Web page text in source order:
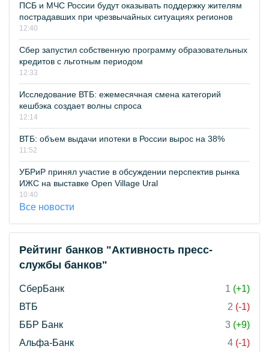
ПСБ и МЧС России будут оказывать поддержку жителям
пострадавших при чрезвычайных ситуациях регионов
12:40
Сбер запустил собственную программу образовательных
кредитов с льготным периодом
12:33
Исследование ВТБ: ежемесячная смена категорий
кешбэка создает волны спроса
12:14
ВТБ: объем выдачи ипотеки в России вырос на 38%
11:52
УБРиР принял участие в обсуждении перспектив рынка
ИЖС на выставке Open Village Ural
10:40
Все новости
Рейтинг банков "Активность пресс-
службы банков"
СберБанк 1 (+1)
ВТБ
2 (-1)
ББР Банк
3 (+9)
Альфа-Банк
4 (-1)